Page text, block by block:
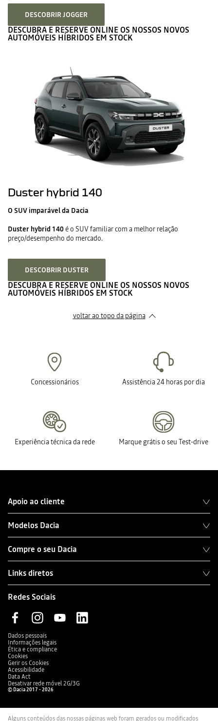
DESCOBRIR JOGGER
DESCUBRA E RESERVE ONLINE OS NOSSOS NOVOS
AUTOMÓVEIS HÍBRIDOS EM STOCK
Duster hybrid 140
O SUV imparável da Dacia
Duster hybrid 140 é o SUV familiar com a melhor relação
preço/desempenho do mercado.
DESCOBRIR DUSTER
DESCUBRA E RESERVE ONLINE OS NOSSOS NOVOS
AUTOMÓVEIS HÍBRIDOS EM STOCK
voltar ao topo da página
Concessionários Assistência 24 horas por dia
Experiência técnica da rede Marque grátis o seu Test-drive
Apoio ao cliente
Modelos Dacia
Compre o seu Dacia
Links diretos
Redes Sociais
Dados pessoais
Informações legais
Ética e compliance
Cookies
Gerir os Cookies
Acessibilidade
Data Act
Desativar rede móvel 2G/3G
© Dacia 2017 - 2026
Alguns conteúdos das nossas páginas web foram gerados ou modificados